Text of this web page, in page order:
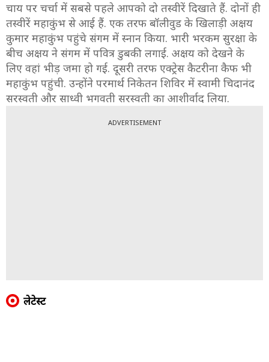
चाय पर चर्चा में सबसे पहले आपको दो तस्वीरें दिखाते हैं. दोनों ही
तस्वीरें महाकुंभ से आई हैं. एक तरफ बॉलीवुड के खिलाड़ी अक्षय
कुमार महाकुंभ पहुंचे संगम में स्नान किया. भारी भरकम सुरक्षा के
बीच अक्षय ने संगम में पवित्र डुबकी लगाई. अक्षय को देखने के
लिए वहां भीड़ जमा हो गई. दूसरी तरफ एक्ट्रेस कैटरीना कैफ भी
महाकुंभ पहुंची. उन्होंने परमार्थ निकेतन शिविर में स्वामी चिदानंद
सरस्वती और साध्वी भगवती सरस्वती का आशीर्वाद लिया.
ADVERTISEMENT
लेटेस्ट